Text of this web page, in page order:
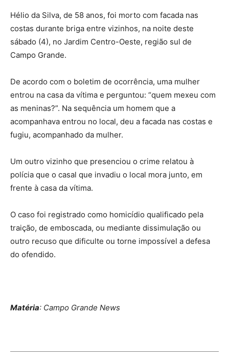
Hélio da Silva, de 58 anos, foi morto com facada nas
costas durante briga entre vizinhos, na noite deste
sábado (4), no Jardim Centro-Oeste, região sul de
Campo Grande.
De acordo com o boletim de ocorrência, uma mulher
entrou na casa da vítima e perguntou: “quem mexeu com
as meninas?”. Na sequência um homem que a
acompanhava entrou no local, deu a facada nas costas e
fugiu, acompanhado da mulher.
Um outro vizinho que presenciou o crime relatou à
polícia que o casal que invadiu o local mora junto, em
frente à casa da vítima.
O caso foi registrado como homicídio qualificado pela
traição, de emboscada, ou mediante dissimulação ou
outro recuso que dificulte ou torne impossível a defesa
do ofendido.
Matéria: Campo Grande News